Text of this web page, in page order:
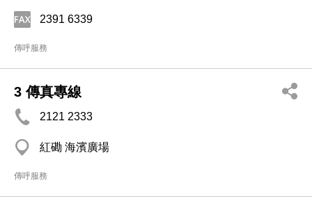
2391 6339
傳呼服務
3 傳真專線
2121 2333
紅磡 海濱廣場
傳呼服務